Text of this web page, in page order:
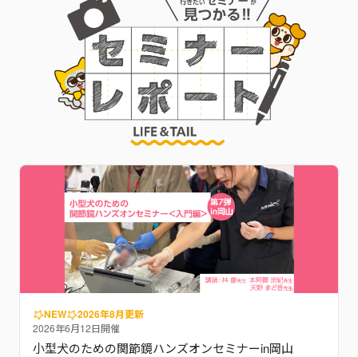
NEW 2026年8月更新
2026年6月12日開催
小型犬のための関節鏡ハンズオンセミナーin岡山